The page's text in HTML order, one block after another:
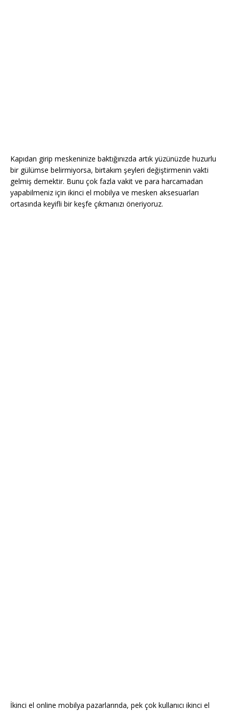
Kapıdan girip meskeninize baktığınızda artık yüzünüzde huzurlu
bir gülümse belirmiyorsa, birtakım şeyleri değiştirmenin vakti
gelmiş demektir. Bunu çok fazla vakit ve para harcamadan
yapabilmeniz için ikinci el mobilya ve mesken aksesuarları
ortasında keyifli bir keşfe çıkmanızı öneriyoruz.
İkinci el online mobilya pazarlarında, pek çok kullanıcı ikinci el